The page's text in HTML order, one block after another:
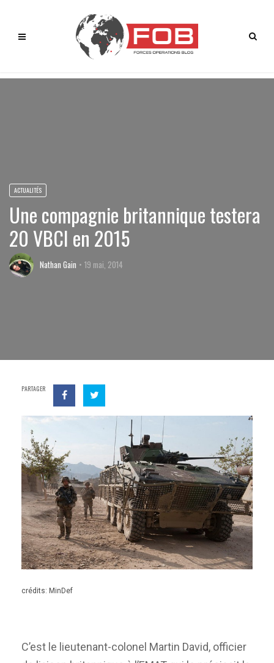
ACTUALITÉS
Une compagnie britannique testera
20 VBCI en 2015
Nathan Gain 19 mai, 2014
PARTAGER
crédits: MinDef
C’est le lieutenant-colonel Martin David, officier